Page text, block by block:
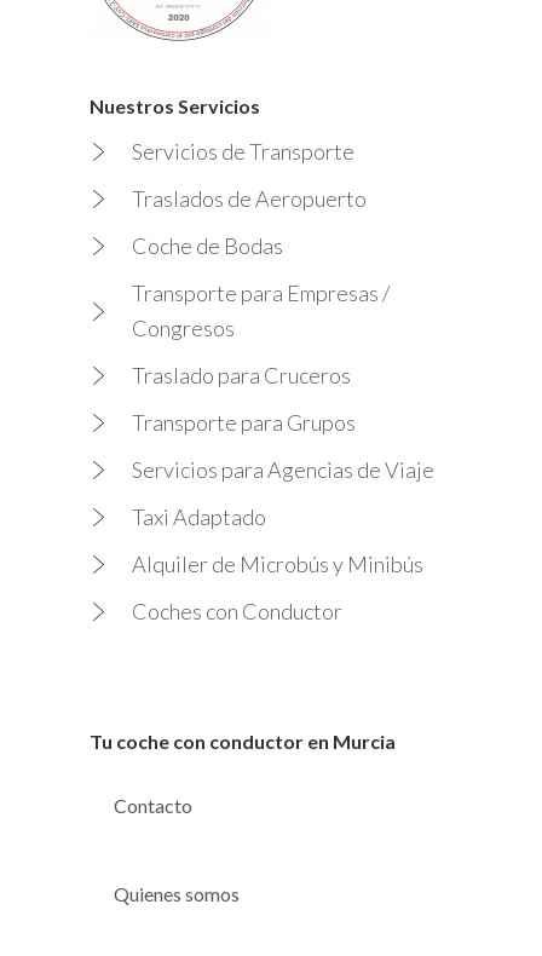
Nuestros Servicios
Servicios de Transporte
Traslados de Aeropuerto
Coche de Bodas
Transporte para Empresas /
Congresos
Traslado para Cruceros
Transporte para Grupos
Servicios para Agencias de Viaje
Taxi Adaptado
Alquiler de Microbús y Minibús
Coches con Conductor
Tu coche con conductor en Murcia
Contacto
Quienes somos